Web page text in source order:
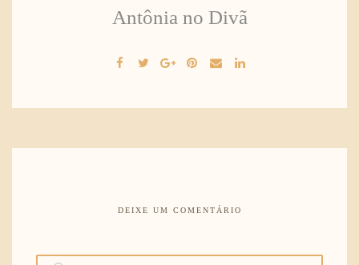
Antônia no Divã
DEIXE UM COMENTÁRIO